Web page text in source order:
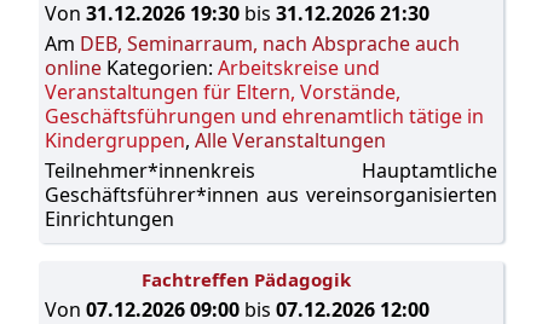
Von 31.12.2026 19:30 bis 31.12.2026 21:30
Am DEB, Seminarraum, nach Absprache auch
online Kategorien: Arbeitskreise und
Veranstaltungen für Eltern, Vorstände,
Geschäftsführungen und ehrenamtlich tätige in
Kindergruppen, Alle Veranstaltungen
Teilnehmer*innenkreis Hauptamtliche
Geschäftsführer*innen aus vereinsorganisierten
Einrichtungen
Fachtreffen Pädagogik
Von 07.12.2026 09:00 bis 07.12.2026 12:00